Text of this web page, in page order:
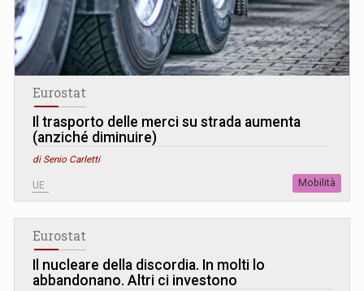
Eurostat
Il trasporto delle merci su strada aumenta
(anziché diminuire)
di Senio Carletti
UE Mobilità
Eurostat
Il nucleare della discordia. In molti lo
abbandonano. Altri ci investono